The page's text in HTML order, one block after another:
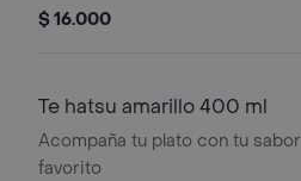
$ 16.000
Te hatsu amarillo 400 ml
Acompaña tu plato con tu sabor
favorito